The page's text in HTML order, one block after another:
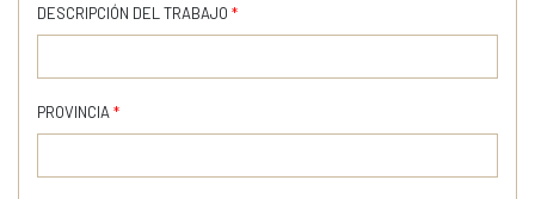
DESCRIPCIÓN DEL TRABAJO *
PROVINCIA *